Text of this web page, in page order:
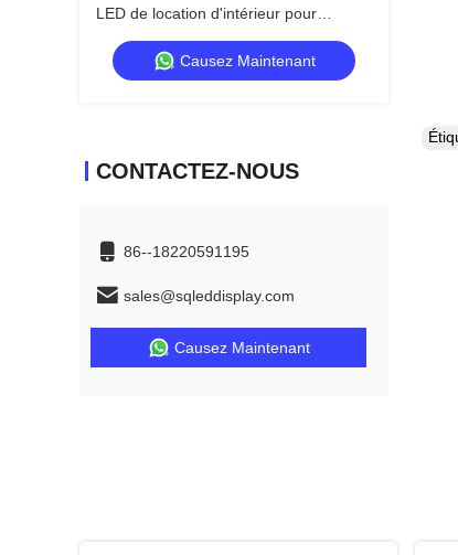
LED de location d'intérieur pour
événements d'exposition, 7680 Hz
sans écran noir CECausez Maintenant
CONTACTEZ-NOUS
86--18220591195
sales@sqleddisplay.com
Causez Maintenant